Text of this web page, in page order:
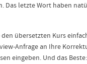
Das letzte Wort haben
übersetzten Kurs
Anfrage an Ihre
eingeben. Und das